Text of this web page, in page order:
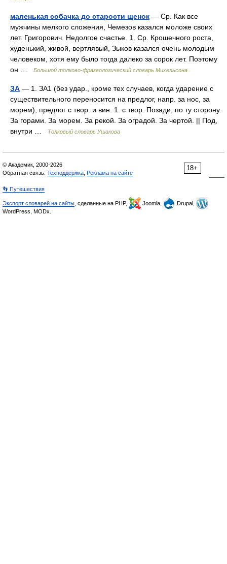
маленькая собачка до старости щенок — Ср. Как все
мужчины мелкого сложения, Чемезов казался моложе своих
лет. Григорович. Недолгое счастье. 1. Ср. Крошечного роста,
худенький, живой, вертлявый, Зыков казался очень молодым
человеком, хотя ему было тогда далеко за сорок лет. Поэтому
он …
Большой толково-фразеологический словарь Михельсона
ЗА — 1. ЗА1 (без удар., кроме тех случаев, когда ударение с
существительного переносится на предлог, напр. за нос, за
морем), предлог с твор. и вин. 1. с твор. Позади, по ту сторону.
За горами. За морем. За рекой. За оградой. За чертой. || Под,
внутри …
Толковый словарь Ушакова
18+
© Академик, 2000-2026
Обратная связь: Техподдержка Реклама на сайте
👣 Путешествия
Экспорт словарей на сайты , сделанные на PHP, Joomla,
Drupal,
WordPress, MODx.